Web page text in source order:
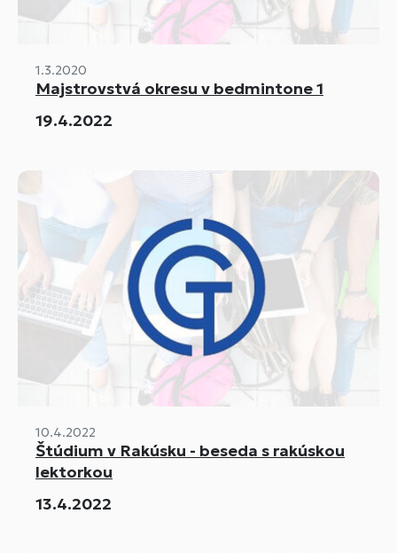
1.3.2020
Majstrovstvá okresu v bedmintone 1
19.4.2022
10.4.2022
Štúdium v Rakúsku - beseda s rakúskou
lektorkou
13.4.2022